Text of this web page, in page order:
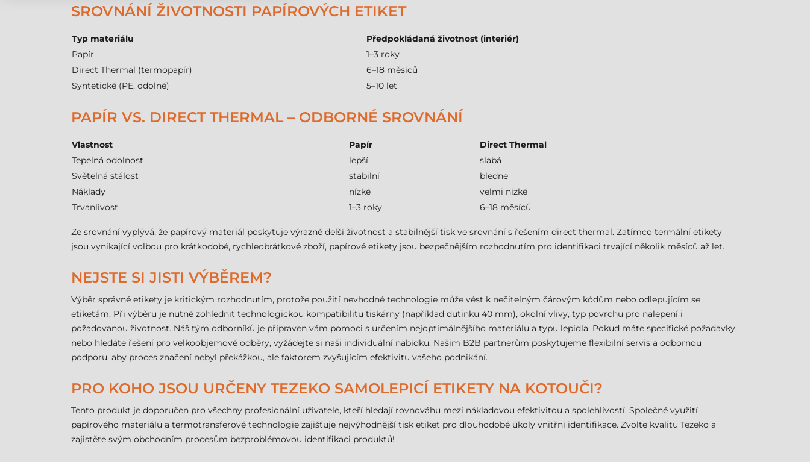
SROVNÁNÍ ŽIVOTNOSTI PAPÍROVÝCH ETIKET
Typ materiálu
Předpokládaná životnost (interiér)
Papír
1–3 roky
Direct Thermal (termopapír)
6–18 měsíců
Syntetické (PE, odolné)
5–10 let
PAPÍR VS. DIRECT THERMAL – ODBORNÉ SROVNÁNÍ
Vlastnost Papír
Direct Thermal
Tepelná odolnost
lepší
slabá
Světelná stálost
stabilní
bledne
Náklady
nízké
velmi nízké
Trvanlivost
1–3 roky 6–18 měsíců
Ze srovnání vyplývá, že papírový materiál poskytuje výrazně delší životnost a stabilnější tisk ve srovnání s řešením direct thermal. Zatímco termální etikety
jsou vynikající volbou pro krátkodobé, rychleobrátkové zboží, papírové etikety jsou bezpečnějším rozhodnutím pro identifikaci trvající několik měsíců až let.
NEJSTE SI JISTI VÝBĚREM?
Výběr správné etikety je kritickým rozhodnutím, protože použití nevhodné technologie může vést k nečitelným čárovým kódům nebo odlepujícím se
etiketám. Při výběru je nutné zohlednit technologickou kompatibilitu tiskárny (například dutinku 40 mm), okolní vlivy, typ povrchu pro nalepení i
požadovanou životnost. Náš tým odborníků je připraven vám pomoci s určením nejoptimálnějšího materiálu a typu lepidla. Pokud máte specifické požadavky
nebo hledáte řešení pro velkoobjemové odběry, vyžádejte si naši individuální nabídku. Našim B2B partnerům poskytujeme flexibilní servis a odbornou
podporu, aby proces značení nebyl překážkou, ale faktorem zvyšujícím efektivitu vašeho podnikání.
PRO KOHO JSOU URČENY TEZEKO SAMOLEPICÍ ETIKETY NA KOTOUČI?
Tento produkt je doporučen pro všechny profesionální uživatele, kteří hledají rovnováhu mezi nákladovou efektivitou a spolehlivostí. Společné využití
papírového materiálu a termotransferové technologie zajišťuje nejvýhodnější tisk etiket pro dlouhodobé úkoly vnitřní identifikace. Zvolte kvalitu Tezeko a
zajistěte svým obchodním procesům bezproblémovou identifikaci produktů!